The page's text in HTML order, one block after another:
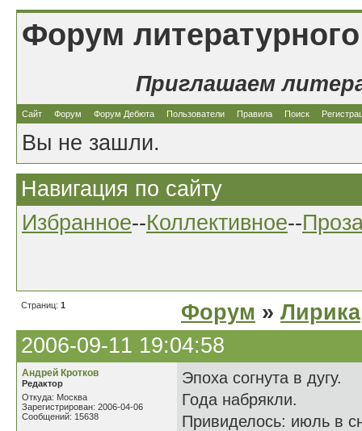
Форум
Приглашаем
Сайт Форум Форум Дебюта Пользователи Правила Поиск
Вы не зашли.
Навигация по сайту
Избранное--Коллективное--
Страниц: 1 Форум » Лирика
2006-09-11 19:04:58
Андрей Кротков
Редактор
Откуда: Москва
Зарегистрирован: 2006-04-06
Сообщений: 15638
Эпоха согнута в дугу.
Года набрякли.
Привиделось: июль в